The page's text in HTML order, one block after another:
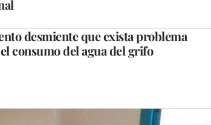
desmiente que exista problema
consumo del agua del grifo